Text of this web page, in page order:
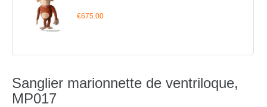
€675.00
Sanglier marionnette de ventriloque,
MP017